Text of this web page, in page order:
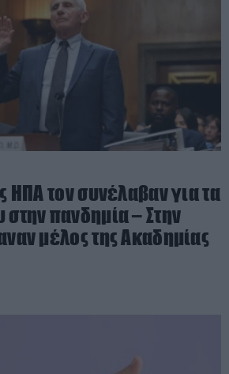
ΗΠΑ τον συνέλαβαν για τα
πανδημία – Στην
μέλος της Ακαδημίας